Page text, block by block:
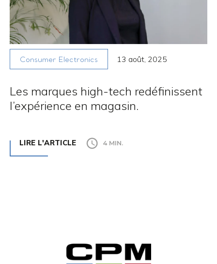
Consumer Electronics 13 août, 2025
Les marques high-tech redéfinissent
l’expérience en magasin.
LIRE L'ARTICLE 4 MIN.